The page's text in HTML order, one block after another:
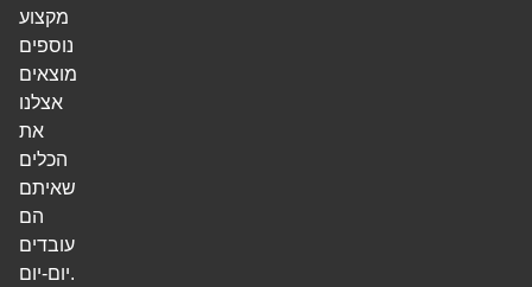
מקצוע
נוספים
מוצאים
אצלנו
את
הכלים
שאיתם
הם
עובדים
יום-יום.